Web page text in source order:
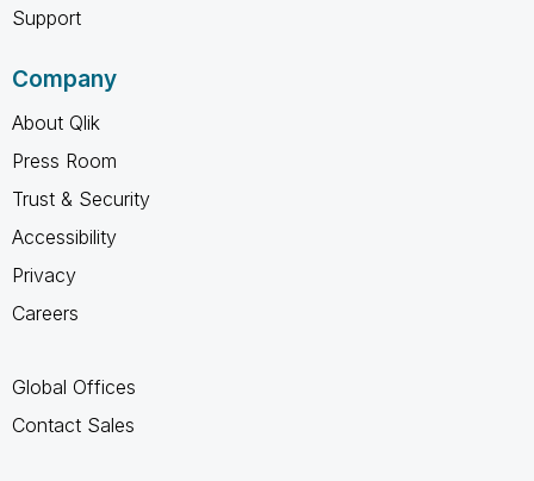
Support
Company
About Qlik
Press Room
Trust & Security
Accessibility
Privacy
Careers
Global Offices
Contact Sales